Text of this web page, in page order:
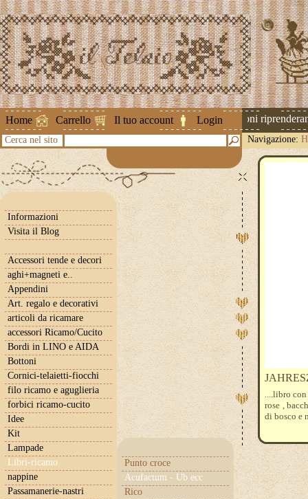
Home Carrello Il tuo account Login
Attenzione ! Le spedizioni
Cerca nel sito Navigazione:
Informazioni
Visita il Blog
Accessori tende e decori
aghi+magneti e..
Appendini
Art. regalo e decorativi
articoli da ricamare
accessori Ricamo/Cucito
Bordi in LINO e AIDA
Bottoni
Cornici-telaietti-fiocchi
filo ricamo e aguglieria
forbici ricamo-cucito
Idee
Kit
Lampade
Libri-ricamo
Punto croce
Acufactum - Ub ecc
Rico
nappine
Passamanerie-nastri
....libro
rose ,
di bosco e